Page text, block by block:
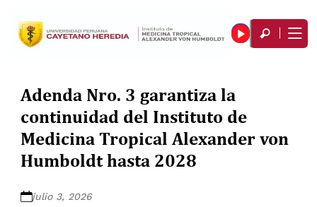
Adenda Nro. 3 garantiza la
continuidad del Instituto de
Medicina Tropical Alexander von
Humboldt hasta 2028
julio 3, 2026